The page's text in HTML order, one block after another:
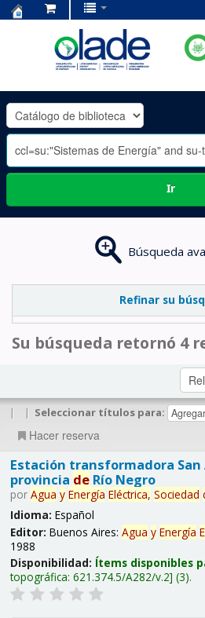
OLADE
-
Ir
Búsqueda
Refinar su
Su búsqueda retornó 4
| | Seleccionar títulos para:
Hacer reserva
Estación transformadora
provincia deRío Negro
por Agua y Energía Eléctrica, Sociedad
Idioma: Español
Editor: Buenos Aires: Agua y Energía
1988
Disponibilidad: Ítems disponibles
topográfica: 621.374.5/A282/v.2 (3).